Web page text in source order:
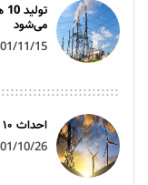
می‌شود
11/15 09:00
احداث ۱۰ هزار مگاوات برق اتمی در سال آینده
10/26 10:00